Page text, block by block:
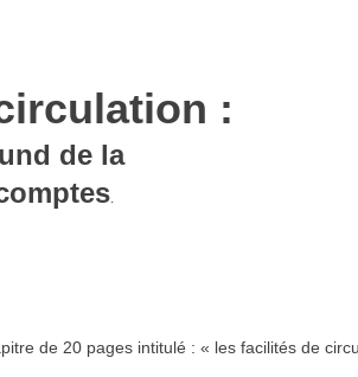
:
de la
de 20 pages intitulé : « les facilités de